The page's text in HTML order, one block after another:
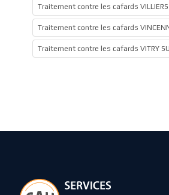
Traitement contre les cafards VILLIERS
Traitement contre les cafards
Traitement contre les cafards VITRY